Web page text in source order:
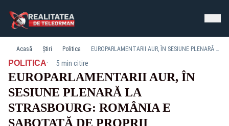
Acasă Știri Politica EUROPARLAMENTARII AUR, ÎN SESIUNE PLENARĂ LA STRASBOURG: ROMÂNIA E SABOTATĂ DE PROPRII GUVERNANȚI
POLITICA· 5 min citire
EUROPARLAMENTARII AUR, ÎN
SESIUNE PLENARĂ LA
STRASBOURG: ROMÂNIA E
SABOTATĂ DE PROPRII